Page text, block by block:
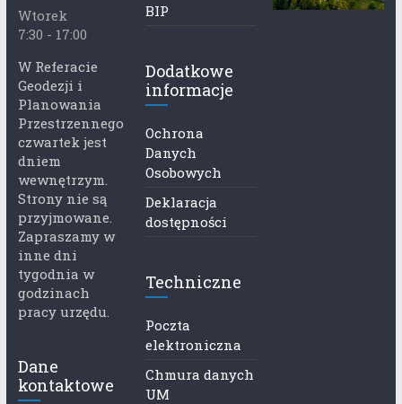
Wtorek
7:30 - 17:00
W Referacie
Geodezji i
Planowania
Przestrzennego
czwartek jest
dniem
wewnętrzym.
Strony nie są
przyjmowane.
Zapraszamy w
inne dni
tygodnia w
godzinach
pracy urzędu.
Dane
kontaktowe
BIP
Dodatkowe
informacje
Ochrona
Danych
Osobowych
Deklaracja
dostępności
Techniczne
Poczta
elektroniczna
Chmura danych
UM